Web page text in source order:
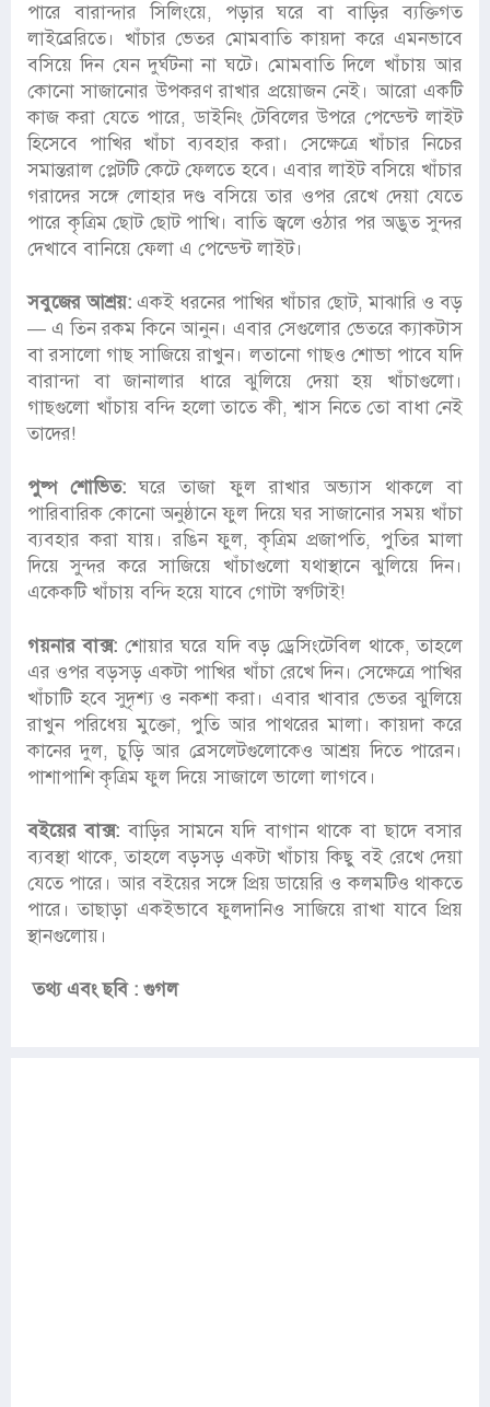
পারে বারান্দার সিলিংয়ে, পড়ার ঘরে বা বাড়ির ব্যক্তিগত
লাইব্রেরিতে। খাঁচার ভেতর মোমবাতি কায়দা করে এমনভাবে
বসিয়ে দিন যেন দুর্ঘটনা না ঘটে। মোমবাতি দিলে খাঁচায় আর
কোনো সাজানোর উপকরণ রাখার প্রয়োজন নেই। আরো একটি
কাজ করা যেতে পারে, ডাইনিং টেবিলের উপরে পেন্ডেন্ট লাইট
হিসেবে পাখির খাঁচা ব্যবহার করা। সেক্ষেত্রে খাঁচার নিচের
সমান্তরাল প্লেটটি কেটে ফেলতে হবে। এবার লাইট বসিয়ে খাঁচার
গরাদের সঙ্গে লোহার দণ্ড বসিয়ে তার ওপর রেখে দেয়া যেতে
পারে কৃত্রিম ছোট ছোট পাখি। বাতি জ্বলে ওঠার পর অদ্ভুত সুন্দর
দেখাবে বানিয়ে ফেলা এ পেন্ডেন্ট লাইট।
সবুজের আশ্রয়: একই ধরনের পাখির খাঁচার ছোট, মাঝারি ও বড়
— এ তিন রকম কিনে আনুন। এবার সেগুলোর ভেতরে ক্যাকটাস
বা রসালো গাছ সাজিয়ে রাখুন। লতানো গাছও শোভা পাবে যদি
বারান্দা বা জানালার ধারে ঝুলিয়ে দেয়া হয় খাঁচাগুলো।
গাছগুলো খাঁচায় বন্দি হলো তাতে কী, শ্বাস নিতে তো বাধা নেই
তাদের!
পুষ্প শোভিত:ঘরে তাজা ফুল রাখার অভ্যাস থাকলে বা
পারিবারিক কোনো অনুষ্ঠানে ফুল দিয়ে ঘর সাজানোর সময় খাঁচা
ব্যবহার করা যায়। রঙিন ফুল, কৃত্রিম প্রজাপতি, পুতির মালা
দিয়ে সুন্দর করে সাজিয়ে খাঁচাগুলো যথাস্থানে ঝুলিয়ে দিন।
একেকটি খাঁচায় বন্দি হয়ে যাবে গোটা স্বর্গটাই!
গয়নার বাক্স: শোয়ার ঘরে যদি বড় ড্রেসিংটেবিল থাকে, তাহলে
এর ওপর বড়সড় একটা পাখির খাঁচা রেখে দিন। সেক্ষেত্রে পাখির
খাঁচাটি হবে সুদৃশ্য ও নকশা করা। এবার খাবার ভেতর ঝুলিয়ে
রাখুন পরিধেয় মুক্তো, পুতি আর পাথরের মালা। কায়দা করে
কানের দুল, চুড়ি আর ব্রেসলেটগুলোকেও আশ্রয় দিতে পারেন।
পাশাপাশি কৃত্রিম ফুল দিয়ে সাজালে ভালো লাগবে।
বইয়ের বাক্স: বাড়ির সামনে যদি বাগান থাকে বা ছাদে বসার
ব্যবস্থা থাকে, তাহলে বড়সড় একটা খাঁচায় কিছু বই রেখে দেয়া
যেতে পারে। আর বইয়ের সঙ্গে প্রিয় ডায়েরি ও কলমটিও থাকতে
পারে। তাছাড়া একইভাবে ফুলদানিও সাজিয়ে রাখা যাবে প্রিয়
স্থানগুলোয়।
তথ্য এবং ছবি : গুগল